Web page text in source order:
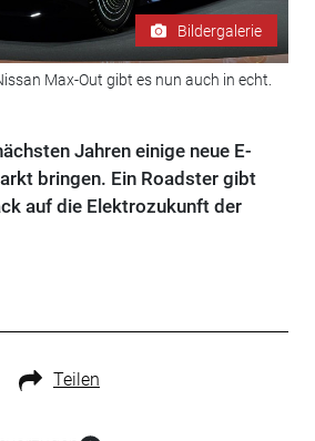
Bildergalerie
Max-Out gibt es nun auch in echt.
Jahren einige neue E-
bringen. Ein Roadster gibt
auf die Elektrozukunft der
Teilen